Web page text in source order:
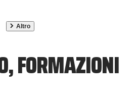
Altro
FORMAZIONI